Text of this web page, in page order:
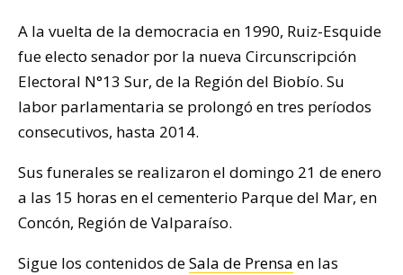
A la vuelta de la democracia en 1990, Ruiz-Esquide
fue electo senador por la nueva Circunscripción
Electoral N°13 Sur, de la Región del Biobío. Su
labor parlamentaria se prolongó en tres períodos
consecutivos, hasta 2014.
Sus funerales se realizaron el domingo 21 de enero
a las 15 horas en el cementerio Parque del Mar, en
Concón, Región de Valparaíso.
Sigue los contenidos deSala de Prensa en las